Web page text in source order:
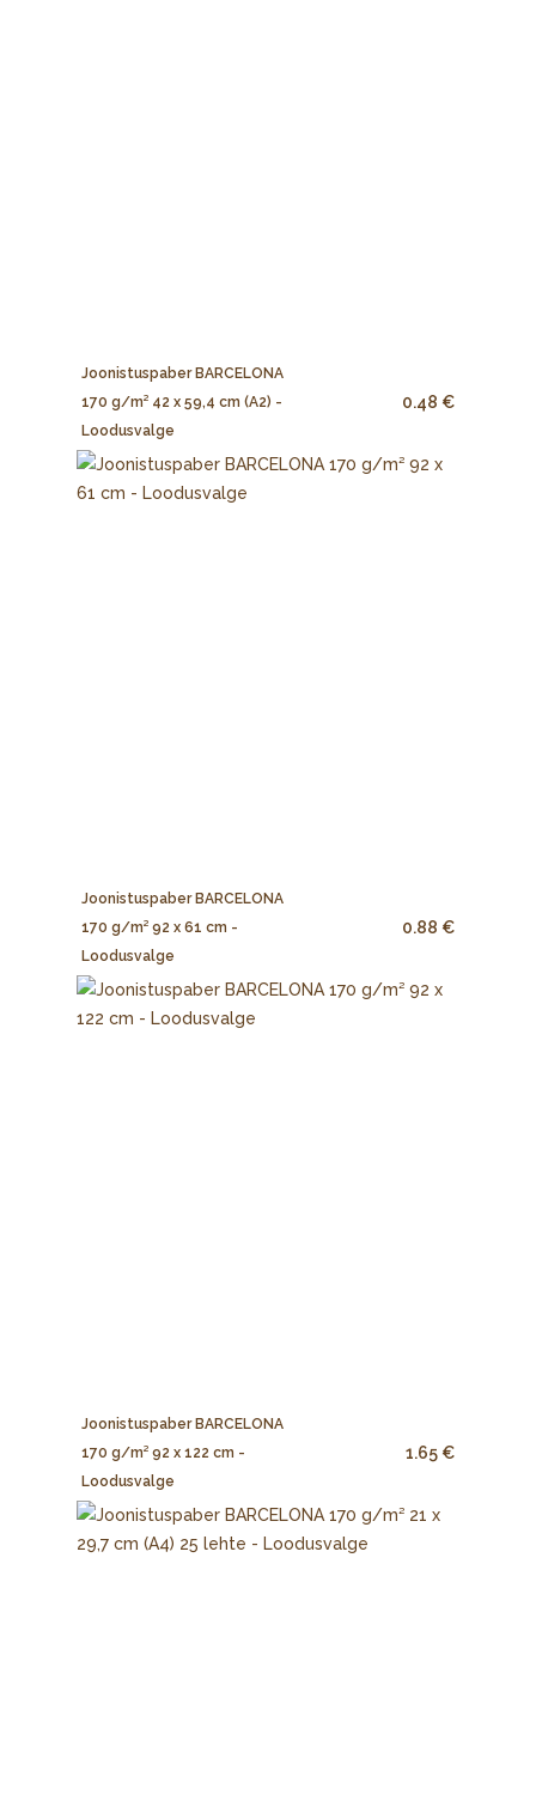
Joonistuspaber BARCELONA
170 g/m² 42 x 59,4 cm (A2) -
Loodusvalge
0.48 €
Joonistuspaber BARCELONA
170 g/m² 92 x 61 cm -
Loodusvalge
0.88 €
Joonistuspaber BARCELONA
170 g/m² 92 x 122 cm -
Loodusvalge
1.65 €